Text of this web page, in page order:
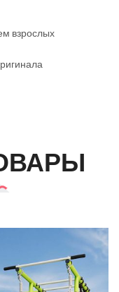
взрослых